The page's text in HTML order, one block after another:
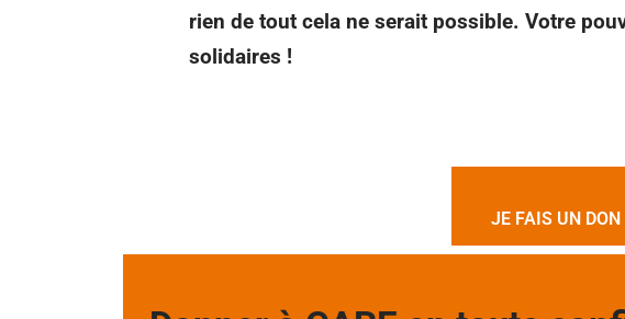
rien de tout cela ne serait possible. Votre
solidaires !
JE FAIS UN DON